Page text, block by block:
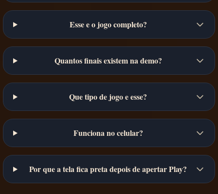
Esse e o jogo completo?
Quantos finais existem na demo?
Que tipo de jogo e esse?
Funciona no celular?
Por que a tela fica preta depois de apertar Play?